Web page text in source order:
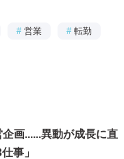
# 営業 # 転勤
画......異動が成長に直
事」